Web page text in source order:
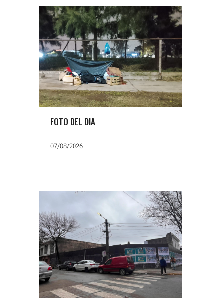
FOTO DEL DIA
07/08/2026